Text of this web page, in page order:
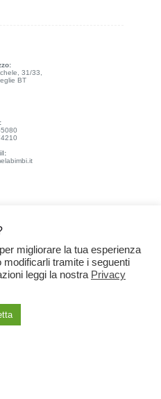
31/33,
BT
vendita
migliorare la tua esperienza
tramite i seguenti
leggi la nostra Privacy